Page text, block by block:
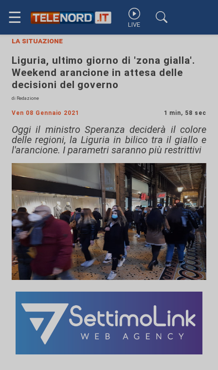
☰ LIVE
la situazione
Liguria, ultimo giorno di 'zona gialla'.
Weekend arancione in attesa delle
decisioni del governo
di Redazione
Ven 08 Gennaio 2021 1 min, 58 sec
Oggi il ministro Speranza deciderà il colore
delle regioni, la Liguria in bilico tra il giallo e
l'arancione. I parametri saranno più restrittivi